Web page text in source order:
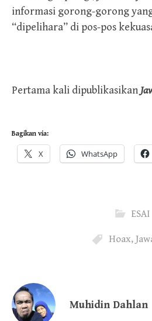
informasi gorong-gorong
“dipelihara” di pos-pos
Pertama kali dipublikasikan
Bagikan via:
X WhatsApp
ESAI
Hoax,
Muhidin Dahlan